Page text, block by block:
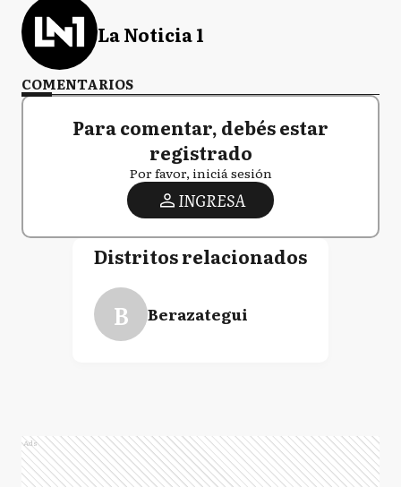
La Noticia 1
COMENTARIOS
Para comentar, debés estar
registrado
Por favor, iniciá sesión
INGRESA
Distritos relacionados
B Berazategui
Ads